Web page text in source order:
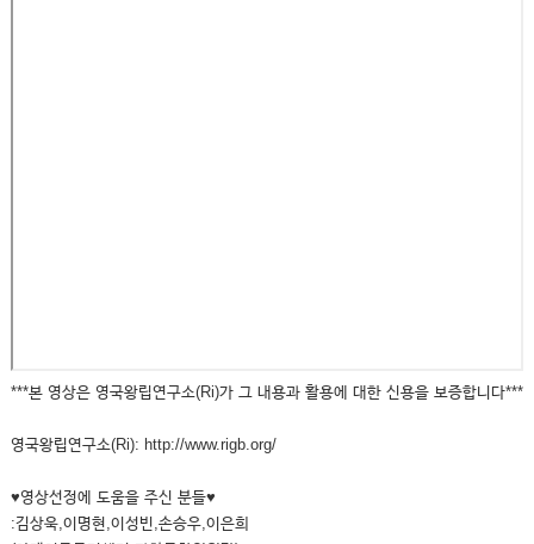
***본 영상은 영국왕립연구소(Ri)가 그 내용과 활용에 대한 신용을 보증합니다***
영국왕립연구소(Ri): http://www.rigb.org/
♥영상선정에 도움을 주신 분들♥
:김상욱,이명현,이성빈,손승우,이은희